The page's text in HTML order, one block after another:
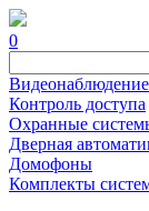
0
Видеонаблюдение
Контроль доступа
Охранные
Дверная
Домофоны
Комплекты